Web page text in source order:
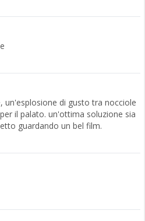
un'esplosione di gusto tra nocciole
il palato. un'ottima soluzione sia
guardando un bel film.